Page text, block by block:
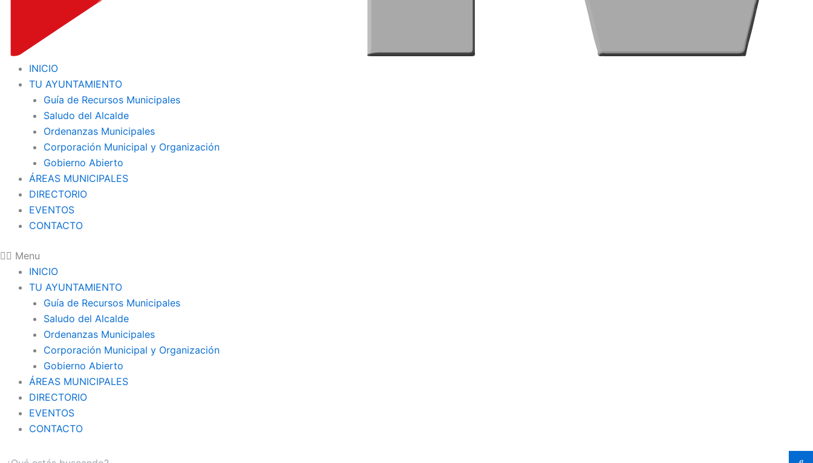
INICIO
TU AYUNTAMIENTO
Guía de Recursos Municipales
Saludo del Alcalde
Ordenanzas Municipales
Corporación Municipal y Organización
Gobierno Abierto
ÁREAS MUNICIPALES
DIRECTORIO
EVENTOS
CONTACTO
Menu
INICIO
TU AYUNTAMIENTO
Guía de Recursos Municipales
Saludo del Alcalde
Ordenanzas Municipales
Corporación Municipal y Organización
Gobierno Abierto
ÁREAS MUNICIPALES
DIRECTORIO
EVENTOS
CONTACTO